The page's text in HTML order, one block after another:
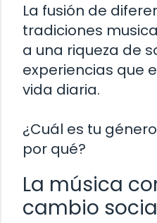
La fusión de
tradiciones
a una riqueza de
experiencias que
vida diaria.
¿Cuál es tu
por qué?
La música
cambio